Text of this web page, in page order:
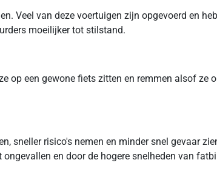
Veel van deze voertuigen zijn opgevoerd en
moeilijker tot stilstand.
op een gewone fiets zitten en remmen alsof ze
sneller risico's nemen en minder snel gevaar
en door de hogere snelheden van